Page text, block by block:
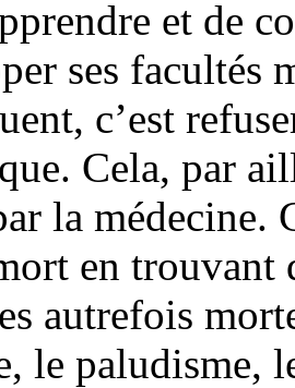
et de
ses facultés
c’est
Cela, par
la médecine.
en trouvant
autrefois
le paludisme,